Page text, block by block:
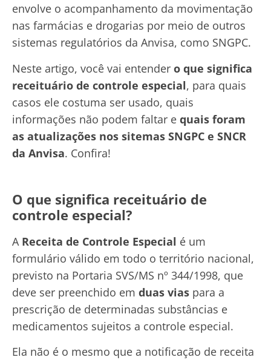
envolve o acompanhamento da movimentação
nas farmácias e drogarias por meio de outros
sistemas regulatórios da Anvisa, como SNGPC.
Neste artigo, você vai entender o que significa
receituário de controle especial, para quais
casos ele costuma ser usado, quais
informações não podem faltar e quais foram
as atualizações nos sitemas SNGPC e SNCR
da Anvisa. Confira!
O que significa receituário de
controle especial?
A Receita de Controle Especial é um
formulário válido em todo o território nacional,
previsto na Portaria SVS/MS nº 344/1998, que
deve ser preenchido em duas vias para a
prescrição de determinadas substâncias e
medicamentos sujeitos a controle especial.
Ela não é o mesmo que a notificação de receita